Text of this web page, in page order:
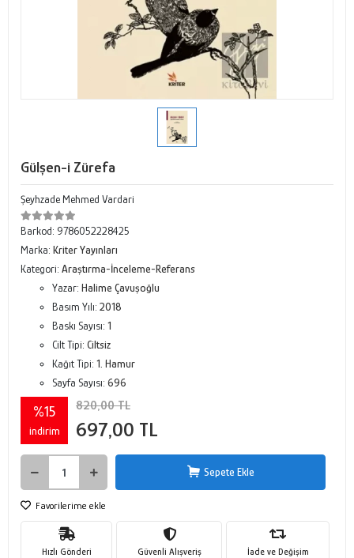
Gülşen-i Zürefa
Şeyhzade Mehmed Vardari
Barkod: 9786052228425
Marka: Kriter Yayınları
Kategori: Araştırma-İnceleme-Referans
Yazar: Halime Çavuşoğlu
Basım Yılı: 2018
Baskı Sayısı: 1
Cilt Tipi: Ciltsiz
Kağıt Tipi: 1. Hamur
Sayfa Sayısı: 696
%15
indirim
820,00 TL
697,00 TL
Sepete Ekle
Favorilerime ekle
Hızlı Gönderi Güvenli Alışveriş İade ve Değişim